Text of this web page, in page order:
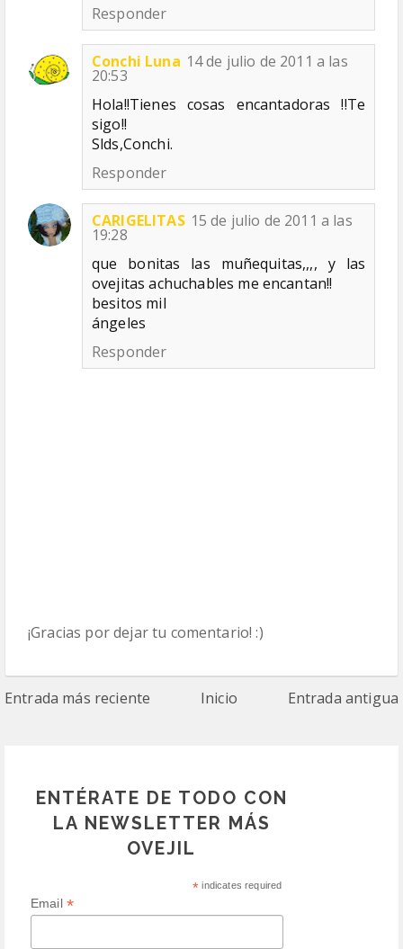
Responder
Conchi Luna 14 de julio de 2011 a las
20:53
Hola!!Tienes cosas encantadoras !!Te
sigo!!
Slds,Conchi.
Responder
CARIGELITAS 15 de julio de 2011 a las
19:28
que bonitas las muñequitas,,,, y las
ovejitas achuchables me encantan!!
besitos mil
ángeles
Responder
¡Gracias por dejar tu comentario! :)
Entrada más reciente Inicio Entrada antigua
ENTÉRATE DE TODO CON
LA NEWSLETTER MÁS
OVEJIL
* indicates required
Email *